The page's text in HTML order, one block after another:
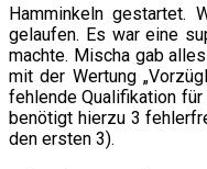
Hamminkeln gestartet.
gelaufen. Es war eine
machte. Mischa gab
mit der Wertung
fehlende Qualifikation
benötigt hierzu 3
den ersten 3).